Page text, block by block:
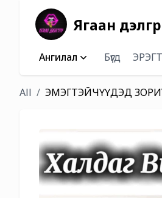
Ягаан дэлгүүр
Ангилал Бүгд
All ЭМЭГТЭЙЧҮҮДЭД